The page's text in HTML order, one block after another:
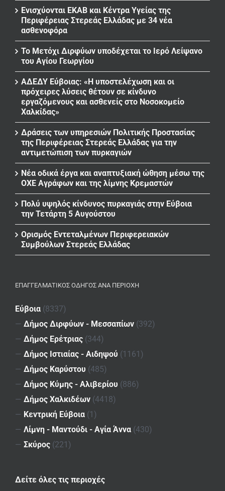
Ενισχύονται ΕΚΑΒ και Κέντρα Υγείας της
Περιφέρειας Στερεάς Ελλάδας με 34 νέα
ασθενοφόρα
Το Μετόχι Διρφύων υποδέχεται το Ιερό Λείψανο
του Αγίου Γεωργίου
ΑΔΕΔΥ Εύβοιας: «Η υποστελέχωση και οι
πρόχειρες λύσεις θέτουν σε κίνδυνο
εργαζόμενους και ασθενείς στο Νοσοκομείο
Χαλκίδας»
Δράσεις των υπηρεσιών Πολιτικής Προστασίας
της Περιφέρειας Στερεάς Ελλάδας για την
αντιμετώπιση των πυρκαγιών
Νέα οδικά έργα και αναπτυξιακή ώθηση μέσω της
ΟΧΕ Αγράφων και της λίμνης Κρεμαστών
Πολύ υψηλός κίνδυνος πυρκαγιάς στην Εύβοια
την Τετάρτη 5 Αυγούστου
Ορισμός Εντεταλμένων Περιφερειακών
Συμβούλων Στερεάς Ελλάδας
ΕΠΑΓΓΕΛΜΑΤΙΚΌΣ ΟΔΗΓΌΣ ΑΝΆ ΠΕΡΙΟΧΉ
Εύβοια (8337)
— Δήμος Διρφύων - Μεσσαπίων (392)
— Δήμος Ερέτριας (344)
— Δήμος Ιστιαίας - Αιδηψού (1161)
— Δήμος Καρύστου (485)
— Δήμος Κύμης - Αλιβερίου (886)
— Δήμος Χαλκιδέων (4418)
— Κεντρική Εύβοια (1)
— Λίμνη - Μαντούδι - Αγία Άννα (430)
— Σκύρος (221)
Δείτε όλες τις περιοχές